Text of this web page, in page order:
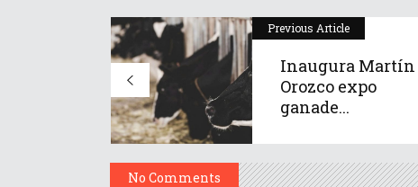
Previous Article
Inaugura Martín
Orozco expo
ganade...
No Comments